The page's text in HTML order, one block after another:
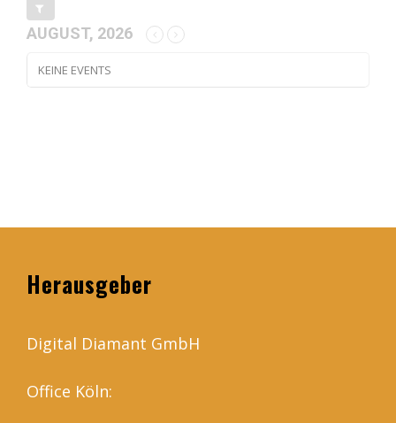
AUGUST, 2026
KEINE EVENTS
Herausgeber
Digital Diamant GmbH
Office Köln: